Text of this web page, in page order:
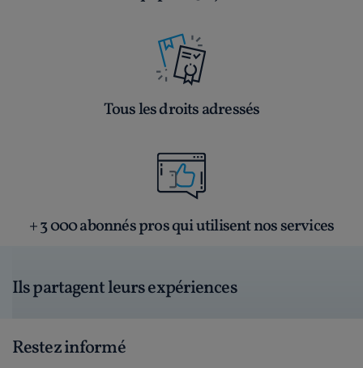
Tous les droits adressés
+ 3 000 abonnés pros qui utilisent nos services
Ils partagent leurs expériences
Restez informé